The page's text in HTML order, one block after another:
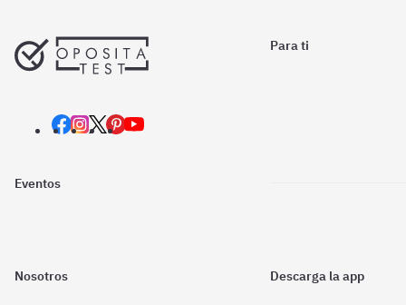
Para ti
Eventos
Nosotros Descarga la app